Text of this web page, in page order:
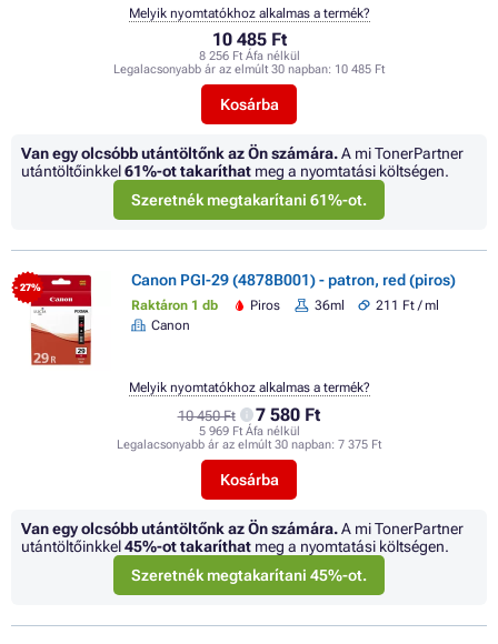
10 485 Ft
8 256 Ft Áfa nélkül
Legalacsonyabb ár az elmúlt 30 napban: 10 485 Ft
Kosárba
Melyik nyomtatókhoz alkalmas a termék?
Van egy olcsóbb utántöltőnk az Ön számára.A mi TonerPartner
utántöltőinkkel61%-ot takaríthat meg a nyomtatási költségen.
Szeretnék megtakarítani 61%-ot.
- 27% Canon PGI-29 (4878B001) - patron, red (piros)
Raktáron 1 db Piros 36ml
211 Ft / ml
Canon
10 450 Ft 7 580 Ft
5 969 Ft Áfa nélkül
Legalacsonyabb ár az elmúlt 30 napban: 7 375 Ft
Kosárba
Melyik nyomtatókhoz alkalmas a termék?
Van egy olcsóbb utántöltőnk az Ön számára.A mi TonerPartner
utántöltőinkkel45%-ot takaríthat meg a nyomtatási költségen.
Szeretnék megtakarítani 45%-ot.